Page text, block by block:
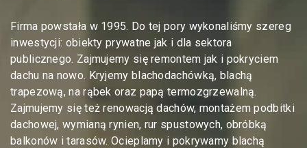
Firma powstała w 1995. Do tej pory wykonaliśmy szereg
inwestycji: obiekty prywatne jak i dla sektora
publicznego. Zajmujemy się remontem jak i pokryciem
dachu na nowo. Kryjemy blachodachówką, blachą
trapezową, na rąbek oraz papą termozgrzewalną.
Zajmujemy się też renowacją dachów, montażem podbitki
dachowej, wymianą rynien, rur spustowych, obróbką
balkonów i tarasów. Ocieplamy i pokrywamy blachą